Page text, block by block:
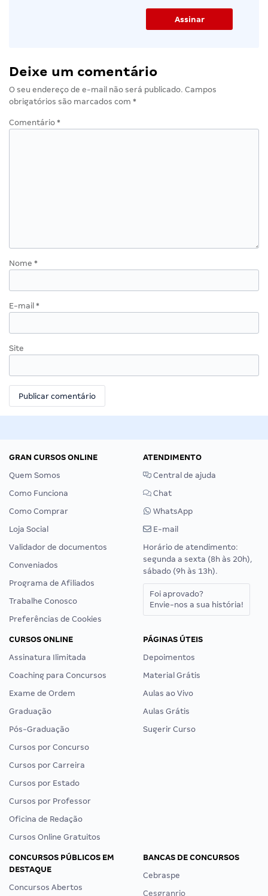
Deixe um comentário
O seu endereço de e-mail não será publicado. Campos
obrigatórios são marcados com *
Comentário *
Nome *
E-mail *
Site
GRAN CURSOS ONLINE
Quem Somos
Como Funciona
Como Comprar
Loja Social
Validador de documentos
Conveniados
Programa de Afiliados
Trabalhe Conosco
Preferências de Cookies
ATENDIMENTO
Central de ajuda
Chat
WhatsApp
E-mail
Horário de atendimento:
segunda a sexta (8h às 20h),
sábado (9h às 13h).
Foi aprovado?
Envie-nos a sua história!
CURSOS ONLINE
Assinatura Ilimitada
Coaching para Concursos
Exame de Ordem
Graduação
Pós-Graduação
Cursos por Concurso
Cursos por Carreira
Cursos por Estado
Cursos por Professor
Oficina de Redação
Cursos Online Gratuitos
PÁGINAS ÚTEIS
Depoimentos
Material Grátis
Aulas ao Vivo
Aulas Grátis
Sugerir Curso
CONCURSOS PÚBLICOS EM
DESTAQUE
Concursos Abertos
BANCAS DE CONCURSOS
Cebraspe
Cesgranrio